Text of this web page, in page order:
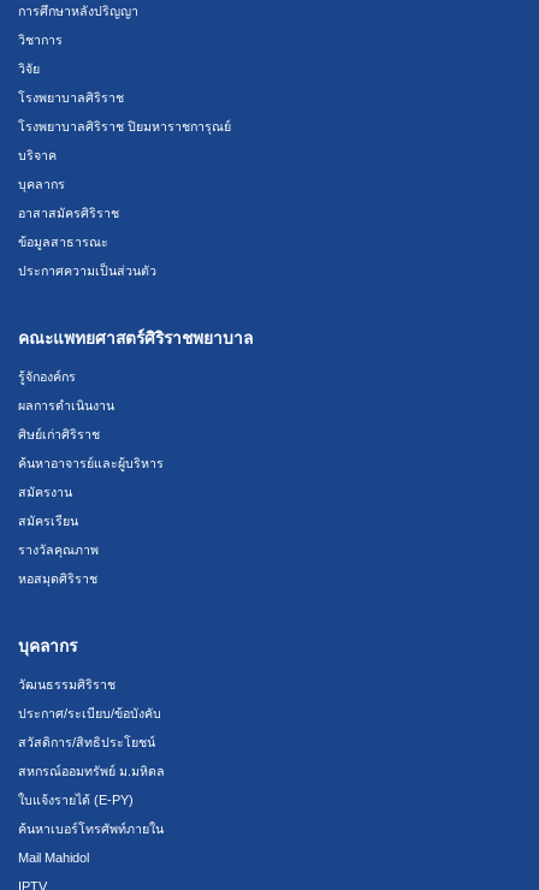
การศึกษาหลังปริญญา
วิชาการ
วิจัย
โรงพยาบาลศิริราช
โรงพยาบาลศิริราช ปิยมหาราชการุณย์
บริจาค
บุคลากร
อาสาสมัครศิริราช
ข้อมูลสาธารณะ
ประกาศความเป็นส่วนตัว
คณะแพทยศาสตร์ศิริราชพยาบาล
รู้จักองค์กร
ผลการดำเนินงาน
ศิษย์เก่าศิริราช
ค้นหาอาจารย์และผู้บริหาร
สมัครงาน
สมัครเรียน
รางวัลคุณภาพ
หอสมุดศิริราช
บุคลากร
วัฒนธรรมศิริราช
ประกาศ/ระเบียบ/ข้อบังคับ
สวัสดิการ/สิทธิประโยชน์
สหกรณ์ออมทรัพย์ ม.มหิดล
ใบแจ้งรายได้ (E-PY)
ค้นหาเบอร์โทรศัพท์ภายใน
Mail Mahidol
IPTV